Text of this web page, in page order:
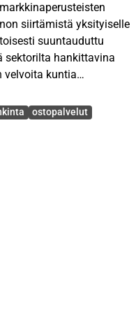
siirtämistä yksityiselle
suuntauduttu
sektorilta hankittavina
velvoita kuntia
vahvuuksista ja
ostopalvelut